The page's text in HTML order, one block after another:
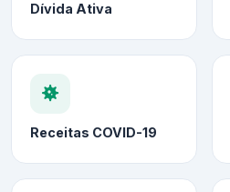
Dívida Ativa
Receitas COVID-19